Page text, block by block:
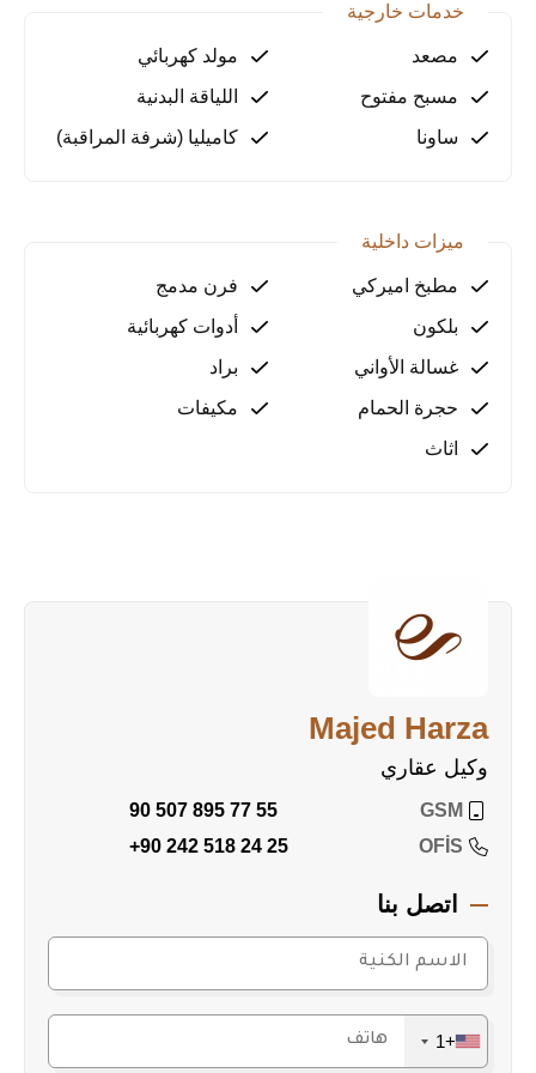
الآن!خدمات خارجية
مصعد
مولد كهربائي
مسبح مفتوح
اللياقة البدنية
ساونا
كاميليا (شرفة المراقبة)
ميزات داخلية
مطبخ اميركي
فرن مدمج
بلكون
أدوات كهربائية
غسالة الأواني
براد
حجرة الحمام
مكيفات
اثاث
Majed Harza
وكيل عقاري
GSM
90 507 895 77 55
OFİS
+90 242 518 24 25
اتصل بنا
+1